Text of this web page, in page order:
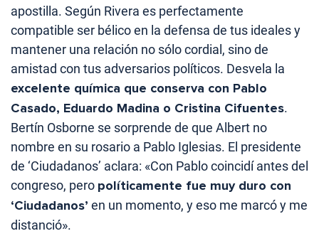
apostilla. Según Rivera es perfectamente
compatible ser bélico en la defensa de tus ideales y
mantener una relación no sólo cordial, sino de
amistad con tus adversarios políticos. Desvela la
excelente química que conserva con Pablo
Casado, Eduardo Madina o Cristina Cifuentes.
Bertín Osborne se sorprende de que Albert no
nombre en su rosario a Pablo Iglesias. El presidente
de ‘Ciudadanos’ aclara: «Con Pablo coincidí antes del
congreso, pero políticamente fue muy duro con
‘Ciudadanos’ en un momento, y eso me marcó y me
distanció».